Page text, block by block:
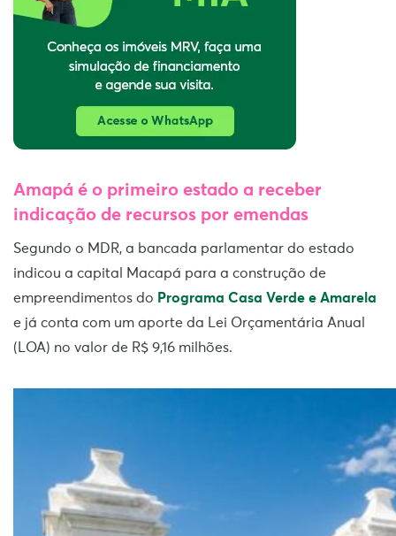
Amapá é o primeiro estado a receber
indicação de recursos por emendas
Segundo o MDR, a bancada parlamentar do estado
indicou a capital Macapá para a construção de
empreendimentos do Programa Casa Verde e Amarela
e já conta com um aporte da Lei Orçamentária Anual
(LOA) no valor de R$ 9,16 milhões.